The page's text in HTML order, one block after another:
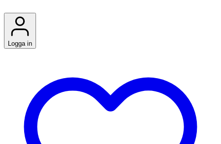
Logga in